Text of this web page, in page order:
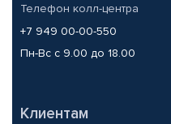
Телефон колл-центра
+7 949 00-00-550
Пн-Вс с 9.00 до 18.00
Клиентам